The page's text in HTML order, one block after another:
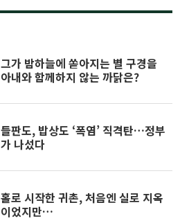
그가 밤하늘에 쏟아지는 별 구경을
아내와 함께하지 않는 까닭은?
들판도, 밥상도 ‘폭염’ 직격탄…정부
가 나섰다
홀로 시작한 귀촌, 처음엔 실로 지옥
이었지만…